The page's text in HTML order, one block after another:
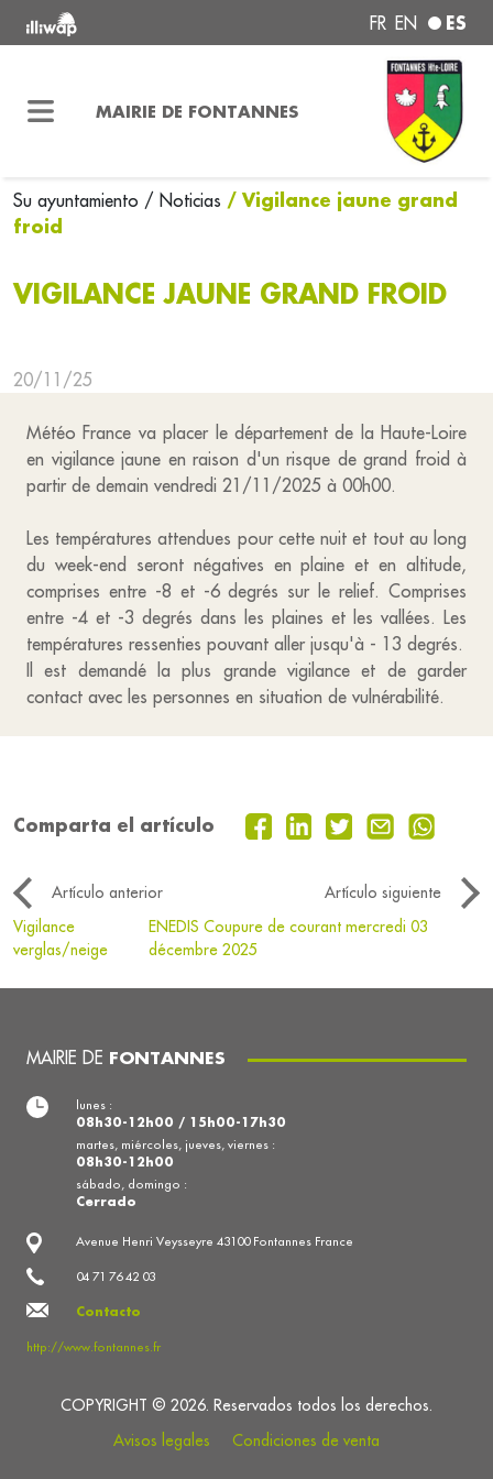
FR EN ES
MAIRIE DE FONTANNES
Su ayuntamiento / Noticias / Vigilance jaune grand
froid
VIGILANCE JAUNE GRAND FROID
20/11/25
Météo France va placer le département de la Haute-Loire
en vigilance jaune en raison d'un risque de grand froid à
partir de demain vendredi 21/11/2025 à 00h00.
Les températures attendues pour cette nuit et tout au long
du week-end seront négatives en plaine et en altitude,
comprises entre -8 et -6 degrés sur le relief. Comprises
entre -4 et -3 degrés dans les plaines et les vallées. Les
températures ressenties pouvant aller jusqu'à - 13 degrés.
Il est demandé la plus grande vigilance et de garder
contact avec les personnes en situation de vulnérabilité.
Comparta el artículo
Artículo anterior
Artículo siguiente
Vigilance
verglas/neige
ENEDIS Coupure de courant mercredi 03
décembre 2025
MAIRIE DE FONTANNES
Avenue Henri Veysseyre 43100 Fontannes France
04 71 76 42 03
Contacto
http://www.fontannes.fr
lunes :
08h30-12h00 / 15h00-17h30
martes, miércoles, jueves, viernes :
08h30-12h00
sábado, domingo :
Cerrado
COPYRIGHT © 2026. Reservados todos los derechos.
Avisos legales
Condiciones de venta